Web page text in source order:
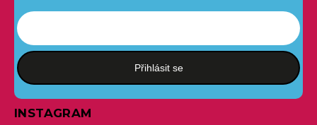
Přihlásit se
INSTAGRAM